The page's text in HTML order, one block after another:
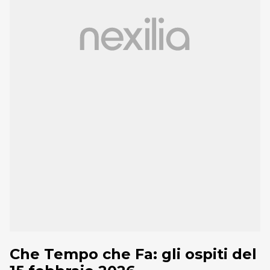
Che Tempo che Fa: gli ospiti del